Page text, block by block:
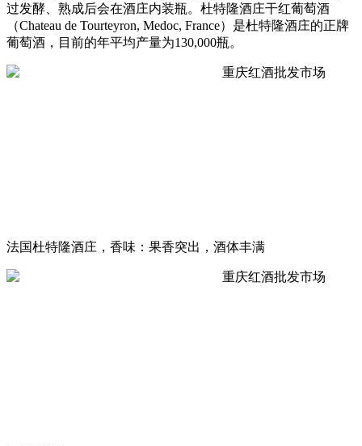
过发酵、熟成后会在酒庄内装瓶。杜特隆酒庄干红葡萄酒
（Chateau de Tourteyron, Medoc, France）是杜特隆酒庄的正牌
葡萄酒，目前的年平均产量为130,000瓶。
法国杜特隆酒庄，香味：果香突出，酒体丰满